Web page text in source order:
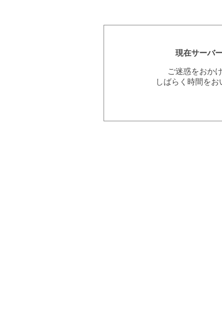
現在サーバ
ご迷惑をおか
しばらく時間を